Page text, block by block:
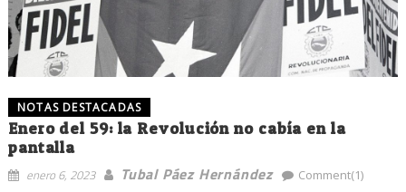
NOTAS DESTACADAS
Enero del 59: la Revolución no cabía en la
pantalla
enero 6, 2023 Tubal Páez Hernández Comment(1)